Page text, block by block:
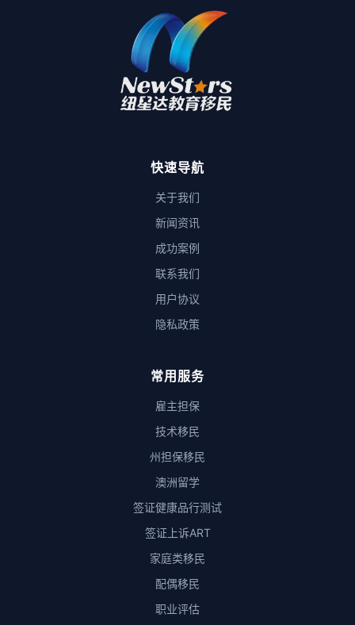
快速导航
关于我们
新闻资讯
成功案例
联系我们
用户协议
隐私政策
常用服务
雇主担保
技术移民
州担保移民
澳洲留学
签证健康品行测试
签证上诉ART
家庭类移民
配偶移民
职业评估